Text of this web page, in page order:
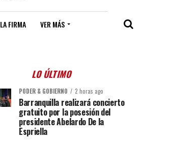
LA FIRMA VER MÁS
LO ÚLTIMO
PODER & GOBIERNO 2 horas ago
Barranquilla realizará concierto
gratuito por la posesión del
presidente Abelardo De la
Espriella